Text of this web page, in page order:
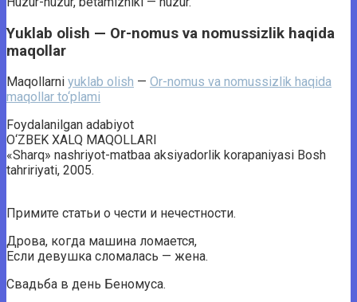
Yuklab olish — Or-nomus va nomussizlik haqida
maqollar
Maqollarni yuklab olish — Or-nomus va nomussizlik haqida
maqollar to‘plami
Foydalanilgan adabiyot
O‘ZBEK XALQ MAQOLLARI
«Sharq» nashriyot-matbaa aksiyadorlik korapaniyasi Bosh
tahririyati, 2005.
Примите статьи о чести и нечестности.
Дрова, когда машина ломается,
Если девушка сломалась — жена.
Свадьба в день Беномуса.